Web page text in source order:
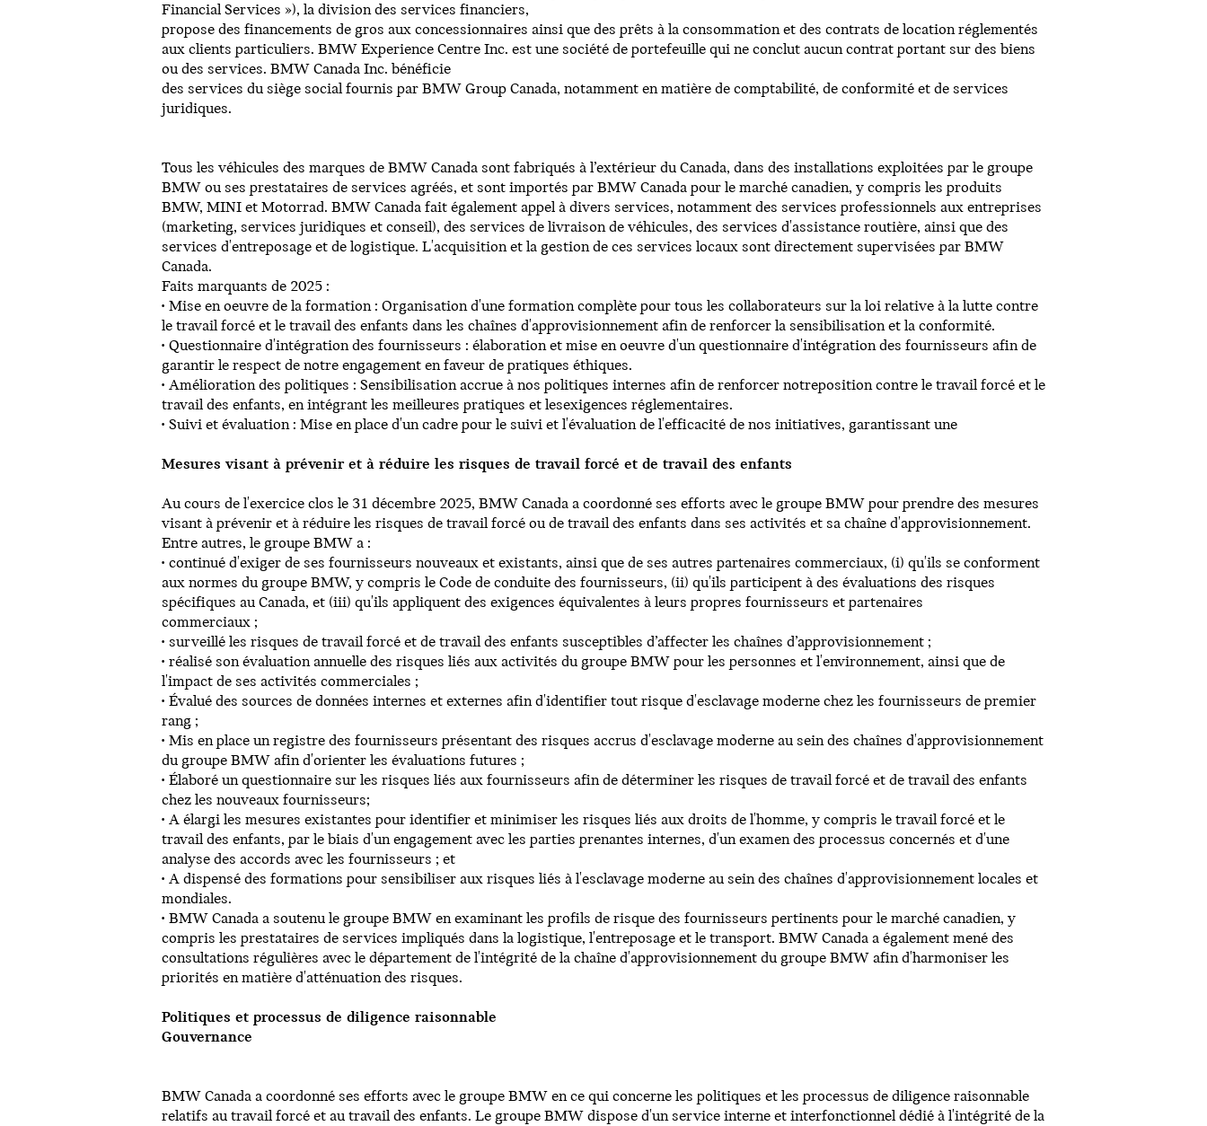
Financial Services »), la division des services financiers,
propose des financements de gros aux concessionnaires ainsi que des prêts à la consommation et des contrats de location réglementés
aux clients particuliers. BMW Experience Centre Inc. est une société de portefeuille qui ne conclut aucun contrat portant sur des biens
ou des services. BMW Canada Inc. bénéficie
des services du siège social fournis par BMW Group Canada, notamment en matière de comptabilité, de conformité et de services
juridiques.
Tous les véhicules des marques de BMW Canada sont fabriqués à l’extérieur du Canada, dans des installations exploitées par le groupe
BMW ou ses prestataires de services agréés, et sont importés par BMW Canada pour le marché canadien, y compris les produits
BMW, MINI et Motorrad. BMW Canada fait également appel à divers services, notamment des services professionnels aux entreprises
(marketing, services juridiques et conseil), des services de livraison de véhicules, des services d'assistance routière, ainsi que des
services d'entreposage et de logistique. L'acquisition et la gestion de ces services locaux sont directement supervisées par BMW
Canada.
Faits marquants de 2025 :
• Mise en oeuvre de la formation : Organisation d'une formation complète pour tous les collaborateurs sur la loi relative à la lutte contre
le travail forcé et le travail des enfants dans les chaînes d'approvisionnement afin de renforcer la sensibilisation et la conformité.
• Questionnaire d'intégration des fournisseurs : élaboration et mise en oeuvre d'un questionnaire d'intégration des fournisseurs afin de
garantir le respect de notre engagement en faveur de pratiques éthiques.
• Amélioration des politiques : Sensibilisation accrue à nos politiques internes afin de renforcer notreposition contre le travail forcé et le
travail des enfants, en intégrant les meilleures pratiques et lesexigences réglementaires.
• Suivi et évaluation : Mise en place d'un cadre pour le suivi et l'évaluation de l'efficacité de nos initiatives, garantissant une
Mesures visant à prévenir et à réduire les risques de travail forcé et de travail des enfants
Au cours de l'exercice clos le 31 décembre 2025, BMW Canada a coordonné ses efforts avec le groupe BMW pour prendre des mesures
visant à prévenir et à réduire les risques de travail forcé ou de travail des enfants dans ses activités et sa chaîne d'approvisionnement.
Entre autres, le groupe BMW a :
• continué d'exiger de ses fournisseurs nouveaux et existants, ainsi que de ses autres partenaires commerciaux, (i) qu'ils se conforment
aux normes du groupe BMW, y compris le Code de conduite des fournisseurs, (ii) qu'ils participent à des évaluations des risques
spécifiques au Canada, et (iii) qu'ils appliquent des exigences équivalentes à leurs propres fournisseurs et partenaires
commerciaux ;
• surveillé les risques de travail forcé et de travail des enfants susceptibles d’affecter les chaînes d’approvisionnement ;
• réalisé son évaluation annuelle des risques liés aux activités du groupe BMW pour les personnes et l'environnement, ainsi que de
l'impact de ses activités commerciales ;
• Évalué des sources de données internes et externes afin d'identifier tout risque d'esclavage moderne chez les fournisseurs de premier
rang ;
• Mis en place un registre des fournisseurs présentant des risques accrus d'esclavage moderne au sein des chaînes d'approvisionnement
du groupe BMW afin d'orienter les évaluations futures ;
• Élaboré un questionnaire sur les risques liés aux fournisseurs afin de déterminer les risques de travail forcé et de travail des enfants
chez les nouveaux fournisseurs;
• A élargi les mesures existantes pour identifier et minimiser les risques liés aux droits de l'homme, y compris le travail forcé et le
travail des enfants, par le biais d'un engagement avec les parties prenantes internes, d'un examen des processus concernés et d'une
analyse des accords avec les fournisseurs ; et
• A dispensé des formations pour sensibiliser aux risques liés à l'esclavage moderne au sein des chaînes d'approvisionnement locales et
mondiales.
• BMW Canada a soutenu le groupe BMW en examinant les profils de risque des fournisseurs pertinents pour le marché canadien, y
compris les prestataires de services impliqués dans la logistique, l'entreposage et le transport. BMW Canada a également mené des
consultations régulières avec le département de l'intégrité de la chaîne d'approvisionnement du groupe BMW afin d'harmoniser les
priorités en matière d'atténuation des risques.
Politiques et processus de diligence raisonnable
Gouvernance
BMW Canada a coordonné ses efforts avec le groupe BMW en ce qui concerne les politiques et les processus de diligence raisonnable
relatifs au travail forcé et au travail des enfants. Le groupe BMW dispose d'un service interne et interfonctionnel dédié à l'intégrité de la